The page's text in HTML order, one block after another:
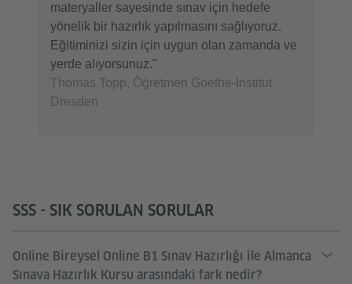
materyaller sayesinde sınav için hedefe
yönelik bir hazırlık yapılmasını sağlıyoruz.
Eğitiminizi sizin için uygun olan zamanda ve
yerde alıyorsunuz."
Thomas Topp, Öğretmen Goethe-Institut
Dresden
SSS - SIK SORULAN SORULAR
Online Bireysel Online B1 Sınav Hazırlığı ile Almanca
Sınava Hazırlık Kursu arasındaki fark nedir?